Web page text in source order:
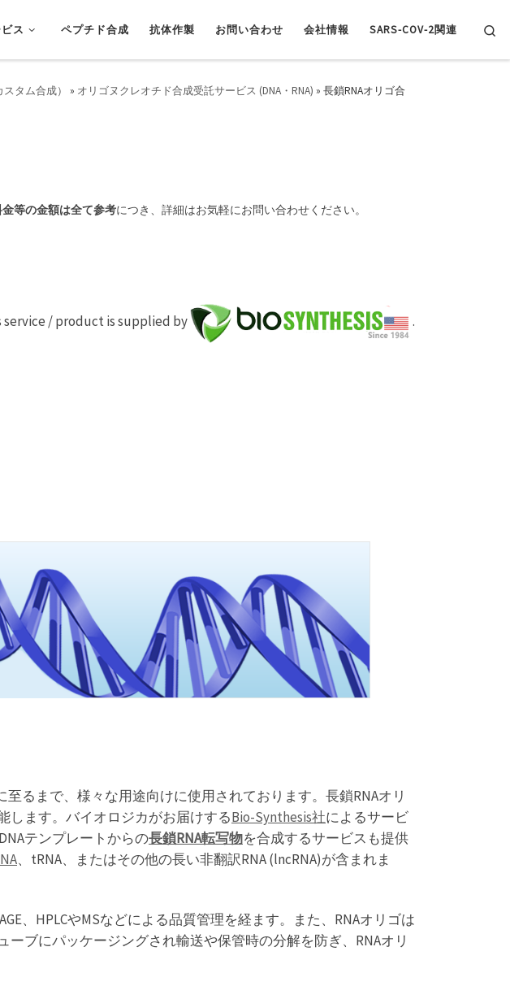
ス ペプチド合成 抗体作製 お問い合わせ 会社情報 SARS-COV-2関連
タム合成） » オリゴヌクレオチド合成受託サービス (DNA・RNA) » 長鎖RNAオリゴ合
等の金額は全て参考につき、詳細はお気軽にお問い合わせください。
service / product is supplied by .
るまで、様々な用途向けに使用されております。長鎖RNAオリ
します。バイオロジカがお届けするBio-Synthesis社によるサービ
テンプレートからの長鎖RNA転写物を合成するサービスも提供
、tRNA、またはその他の長い非翻訳RNA (lncRNA)が含まれま
、HPLCやMSなどによる品質管理を経ます。また、RNAオリゴは
ーブにパッケージングされ輸送や保管時の分解を防ぎ、RNAオリ